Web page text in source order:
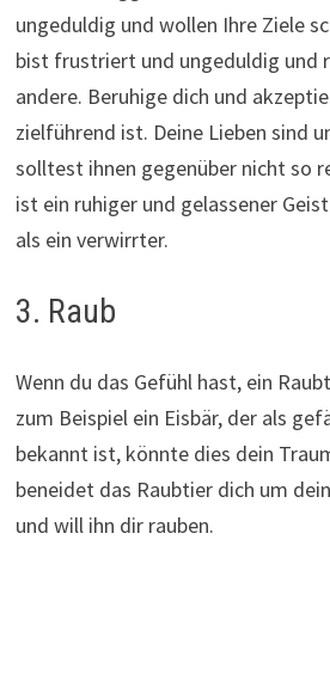
ungeduldig und wollen Ihre Ziele
bist frustriert und ungeduldig und
andere. Beruhige dich und
zielführend ist. Deine Lieben sind
solltest ihnen gegenüber nicht so
ist ein ruhiger und gelassener
als ein verwirrter.
3. Raub
Wenn du das Gefühl hast, ein
zum Beispiel ein Eisbär, der als
bekannt ist, könnte dies dein
beneidet das Raubtier dich um
und will ihn dir rauben.